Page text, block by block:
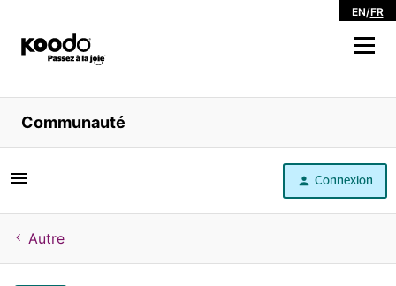
EN/FR
Magasiner
Libre service
Aide
Communauté
Connexion
Autre